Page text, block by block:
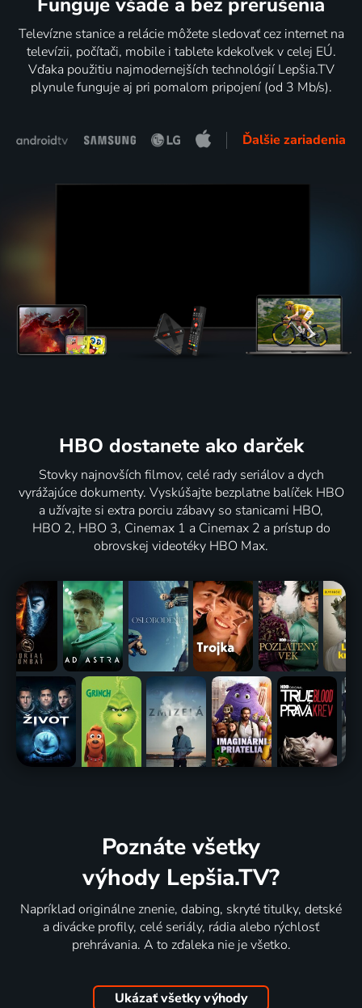
Televízne stanice a relácie môžete sledovať cez internet na
televízii, počítači, mobile i tablete kdekoľvek v celej EÚ.
Vďaka použitiu najmodernejších technológií Lepšia.TV
plynule funguje aj pri pomalom pripojení (od 3 Mb/s).
Ďalšie zariadenia
HBO dostanete ako darček
Stovky najnovších filmov, celé rady seriálov a dych
vyrážajúce dokumenty. Vyskúšajte bezplatne balíček HBO
a užívajte si extra porciu zábavy so stanicami HBO,
HBO 2, HBO 3, Cinemax 1 a Cinemax 2 a prístup do
obrovskej videotéky HBO Max.
Poznáte všetky
výhody Lepšia.TV?
Napríklad originálne znenie, dabing, skryté titulky, detské
a divácke profily, celé seriály, rádia alebo rýchlosť
prehrávania. A to zďaleka nie je všetko.
Ukázať všetky výhody